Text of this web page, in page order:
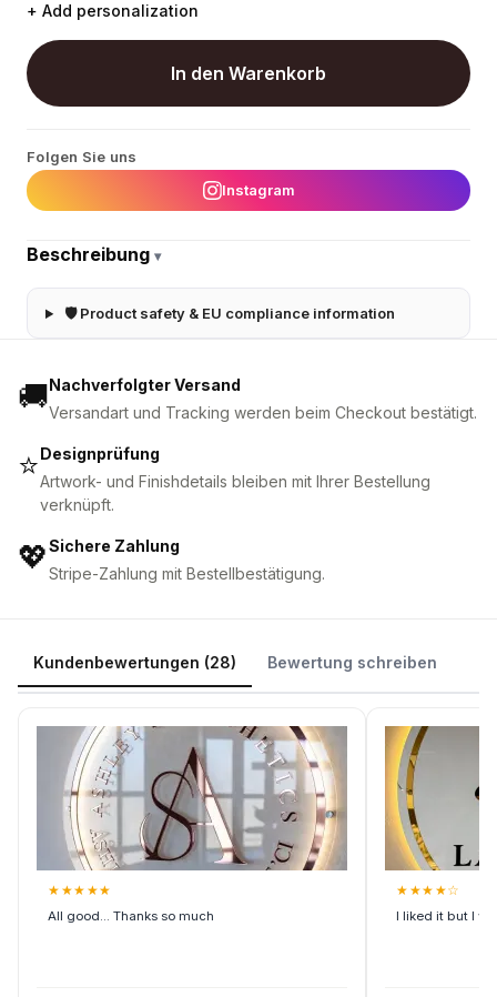
+ Add personalization
In den Warenkorb
Folgen Sie uns
Instagram
Beschreibung ▾
🛡 Product safety & EU compliance information
🚚Nachverfolgter Versand
Versandart und Tracking werden beim Checkout bestätigt.
⭐Designprüfung
Artwork- und Finishdetails bleiben mit Ihrer Bestellung
verknüpft.
💖Sichere Zahlung
Stripe-Zahlung mit Bestellbestätigung.
Kundenbewertungen (28) Bewertung schreiben
★ ★★ ★★
All good... Thanks so much
★ ★★ ★☆
I liked it but I